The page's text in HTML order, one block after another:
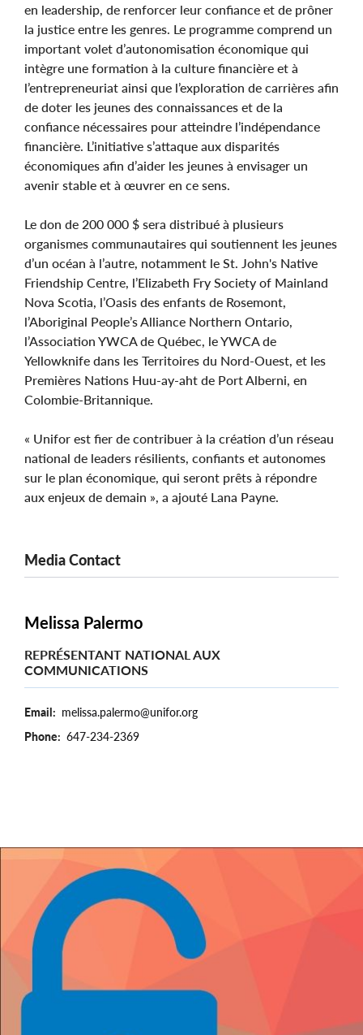
en leadership, de renforcer leur confiance et de prôner
la justice entre les genres. Le programme comprend un
important volet d’autonomisation économique qui
intègre une formation à la culture financière et à
l’entrepreneuriat ainsi que l’exploration de carrières afin
de doter les jeunes des connaissances et de la
confiance nécessaires pour atteindre l’indépendance
financière. L’initiative s’attaque aux disparités
économiques afin d’aider les jeunes à envisager un
avenir stable et à œuvrer en ce sens.
Le don de 200 000 $ sera distribué à plusieurs
organismes communautaires qui soutiennent les jeunes
d’un océan à l’autre, notamment le St. John's Native
Friendship Centre, l’Elizabeth Fry Society of Mainland
Nova Scotia, l’Oasis des enfants de Rosemont,
l’Aboriginal People’s Alliance Northern Ontario,
l’Association YWCA de Québec, le YWCA de
Yellowknife dans les Territoires du Nord-Ouest, et les
Premières Nations Huu‑ay‑aht de Port Alberni, en
Colombie-Britannique.
« Unifor est fier de contribuer à la création d’un réseau
national de leaders résilients, confiants et autonomes
sur le plan économique, qui seront prêts à répondre
aux enjeux de demain », a ajouté Lana Payne.
Media Contact
Melissa Palermo
REPRÉSENTANT NATIONAL AUX
COMMUNICATIONS
Email
melissa.palermo@unifor.org
Phone
647-234-2369